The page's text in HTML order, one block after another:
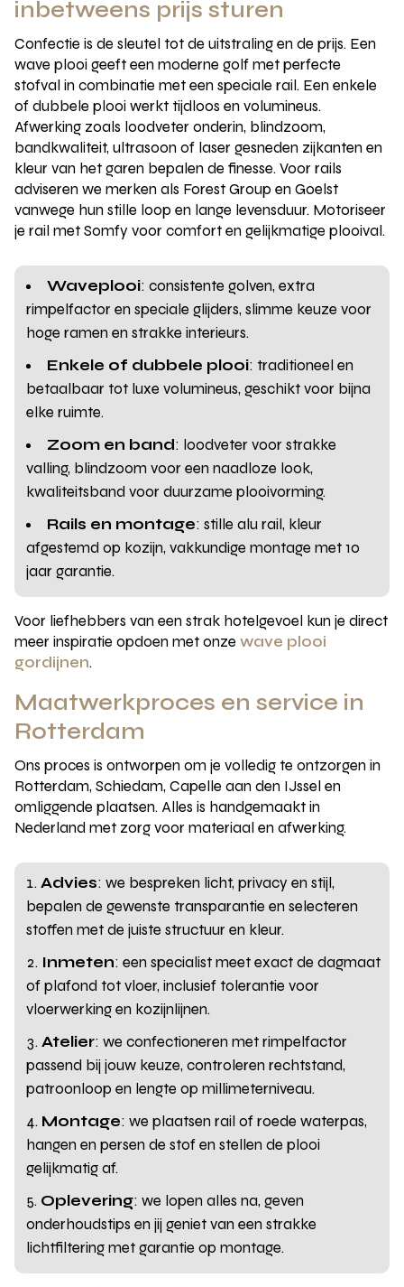
inbetweens prijs sturen
Confectie is de sleutel tot de uitstraling en de prijs. Een
wave plooi geeft een moderne golf met perfecte
stofval in combinatie met een speciale rail. Een enkele
of dubbele plooi werkt tijdloos en volumineus.
Afwerking zoals loodveter onderin, blindzoom,
bandkwaliteit, ultrasoon of laser gesneden zijkanten en
kleur van het garen bepalen de finesse. Voor rails
adviseren we merken als Forest Group en Goelst
vanwege hun stille loop en lange levensduur. Motoriseer
je rail met Somfy voor comfort en gelijkmatige plooival.
Waveplooi: consistente golven, extra
rimpelfactor en speciale glijders, slimme keuze voor
hoge ramen en strakke interieurs.
Enkele of dubbele plooi: traditioneel en
betaalbaar tot luxe volumineus, geschikt voor bijna
elke ruimte.
Zoom en band: loodveter voor strakke
valling, blindzoom voor een naadloze look,
kwaliteitsband voor duurzame plooivorming.
Rails en montage: stille alu rail, kleur
afgestemd op kozijn, vakkundige montage met 10
jaar garantie.
Voor liefhebbers van een strak hotelgevoel kun je direct
meer inspiratie opdoen met onzewave plooi
gordijnen.
Maatwerkproces en service in
Rotterdam
Ons proces is ontworpen om je volledig te ontzorgen in
Rotterdam, Schiedam, Capelle aan den IJssel en
omliggende plaatsen. Alles is handgemaakt in
Nederland met zorg voor materiaal en afwerking.
Advies: we bespreken licht, privacy en stijl,
bepalen de gewenste transparantie en selecteren
stoffen met de juiste structuur en kleur.
Inmeten: een specialist meet exact de dagmaat
of plafond tot vloer, inclusief tolerantie voor
vloerwerking en kozijnlijnen.
Atelier: we confectioneren met rimpelfactor
passend bij jouw keuze, controleren rechtstand,
patroonloop en lengte op millimeterniveau.
Montage: we plaatsen rail of roede waterpas,
hangen en persen de stof en stellen de plooi
gelijkmatig af.
Oplevering: we lopen alles na, geven
onderhoudstips en jij geniet van een strakke
lichtfiltering met garantie op montage.